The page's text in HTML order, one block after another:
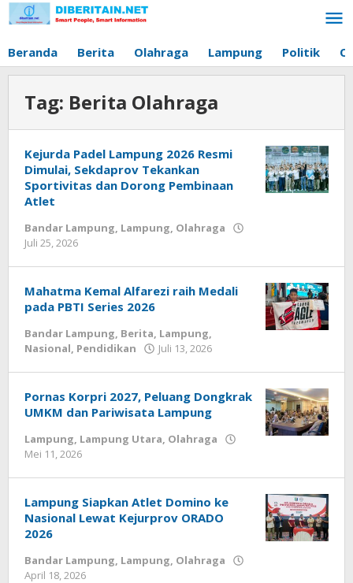
Lewati
ke
Beranda Berita Olahraga Lampung Politik
Tag: Berita Olahraga
Kejurda Padel Lampung 2026 Resmi
Dimulai, Sekdaprov Tekankan
Sportivitas dan Dorong Pembinaan
Atlet
Bandar Lampung, Lampung, Olahraga
Juli 25, 2026
Mahatma Kemal Alfarezi raih Medali
pada PBTI Series 2026
Bandar Lampung, Berita, Lampung,
Nasional, Pendidikan Juli 13, 2026
Pornas Korpri 2027, Peluang Dongkrak
UMKM dan Pariwisata Lampung
Lampung, Lampung Utara, Olahraga
Mei 11, 2026
Lampung Siapkan Atlet Domino ke
Nasional Lewat Kejurprov ORADO
2026
Bandar Lampung, Lampung, Olahraga
April 18, 2026